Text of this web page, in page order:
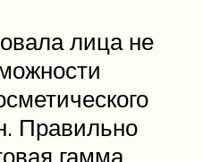
лица не
Правильно
гамма